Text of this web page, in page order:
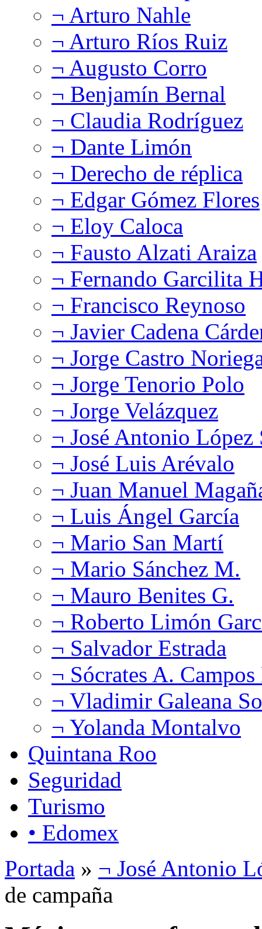
¬ Arturo Nahle
¬ Arturo Ríos Ruiz
¬ Augusto Corro
¬ Benjamín Bernal
¬ Claudia Rodríguez
¬ Dante Limón
¬ Derecho de réplica
¬ Edgar Gómez Flores
¬ Eloy Caloca
¬ Fausto Alzati Araiza
¬ Fernando Garcilita
¬ Francisco Reynoso
¬ Javier Cadena
¬ Jorge Castro
¬ Jorge Tenorio Polo
¬ Jorge Velázquez
¬ José Antonio López
¬ José Luis Arévalo
¬ Juan Manuel
¬ Luis Ángel García
¬ Mario San Martí
¬ Mario Sánchez M.
¬ Mauro Benites G.
¬ Roberto Limón
¬ Salvador Estrada
¬ Sócrates A.
¬ Vladimir Galeana
¬ Yolanda Montalvo
Quintana Roo
Seguridad
Turismo
• Edomex
Portada » ¬ José Antonio
de campaña